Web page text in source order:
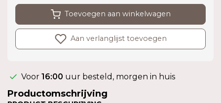
Toevoegen aan winkelwagen
Aan verlanglijst toevoegen
Voor 16:00 uur besteld, morgen in huis
Productomschrijving